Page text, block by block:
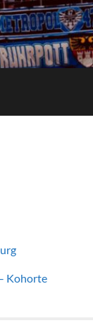
Kohorte